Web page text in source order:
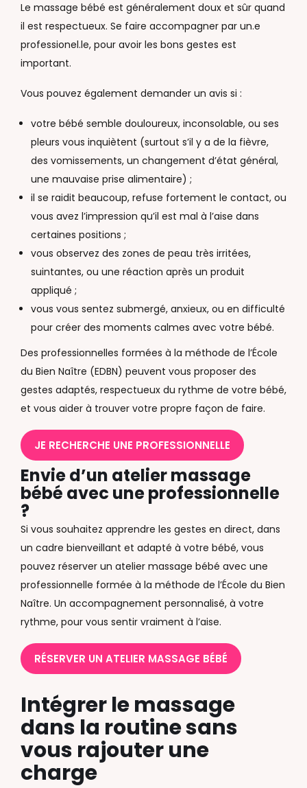
Le massage bébé est généralement doux et sûr quand
il est respectueux. Se faire accompagner par un.e
professionel.le, pour avoir les bons gestes est
important.
Vous pouvez également demander un avis si :
votre bébé semble douloureux, inconsolable, ou ses
pleurs vous inquiètent (surtout s’il y a de la fièvre,
des vomissements, un changement d’état général,
une mauvaise prise alimentaire) ;
il se raidit beaucoup, refuse fortement le contact, ou
vous avez l’impression qu’il est mal à l’aise dans
certaines positions ;
vous observez des zones de peau très irritées,
suintantes, ou une réaction après un produit
appliqué ;
vous vous sentez submergé, anxieux, ou en difficulté
pour créer des moments calmes avec votre bébé.
Des professionnelles formées à la méthode de l’École
du Bien Naître (EDBN) peuvent vous proposer des
gestes adaptés, respectueux du rythme de votre bébé,
et vous aider à trouver votre propre façon de faire.
JE RECHERCHE UNE PROFESSIONNELLE
Envie d’un atelier massage
bébé avec une professionnelle
?
Si vous souhaitez apprendre les gestes en direct, dans
un cadre bienveillant et adapté à votre bébé, vous
pouvez réserver un atelier massage bébé avec une
professionnelle formée à la méthode de l’École du Bien
Naître. Un accompagnement personnalisé, à votre
rythme, pour vous sentir vraiment à l’aise.
RÉSERVER UN ATELIER MASSAGE BÉBÉ
Intégrer le massage
dans la routine sans
vous rajouter une
charge